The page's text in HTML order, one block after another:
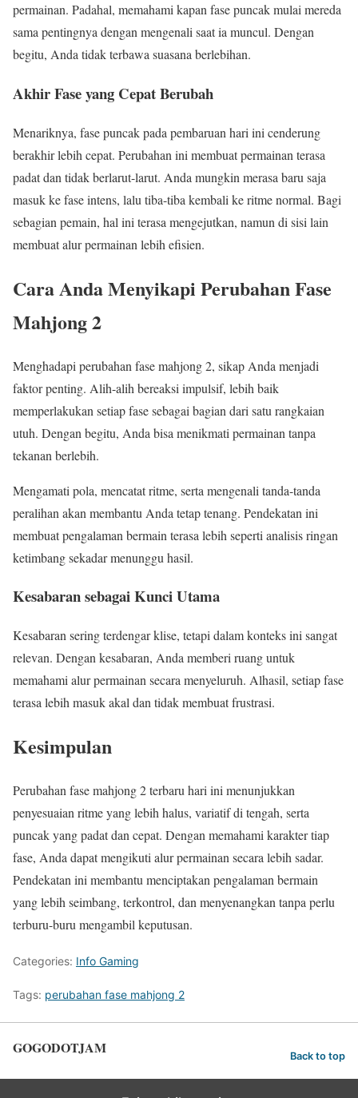
permainan. Padahal, memahami kapan fase puncak mulai mereda
sama pentingnya dengan mengenali saat ia muncul. Dengan
begitu, Anda tidak terbawa suasana berlebihan.
Akhir Fase yang Cepat Berubah
Menariknya, fase puncak pada pembaruan hari ini cenderung
berakhir lebih cepat. Perubahan ini membuat permainan terasa
padat dan tidak berlarut-larut. Anda mungkin merasa baru saja
masuk ke fase intens, lalu tiba-tiba kembali ke ritme normal. Bagi
sebagian pemain, hal ini terasa mengejutkan, namun di sisi lain
membuat alur permainan lebih efisien.
Cara Anda Menyikapi Perubahan Fase
Mahjong 2
Menghadapi perubahan fase mahjong 2, sikap Anda menjadi
faktor penting. Alih-alih bereaksi impulsif, lebih baik
memperlakukan setiap fase sebagai bagian dari satu rangkaian
utuh. Dengan begitu, Anda bisa menikmati permainan tanpa
tekanan berlebih.
Mengamati pola, mencatat ritme, serta mengenali tanda-tanda
peralihan akan membantu Anda tetap tenang. Pendekatan ini
membuat pengalaman bermain terasa lebih seperti analisis ringan
ketimbang sekadar menunggu hasil.
Kesabaran sebagai Kunci Utama
Kesabaran sering terdengar klise, tetapi dalam konteks ini sangat
relevan. Dengan kesabaran, Anda memberi ruang untuk
memahami alur permainan secara menyeluruh. Alhasil, setiap fase
terasa lebih masuk akal dan tidak membuat frustrasi.
Kesimpulan
Perubahan fase mahjong 2 terbaru hari ini menunjukkan
penyesuaian ritme yang lebih halus, variatif di tengah, serta
puncak yang padat dan cepat. Dengan memahami karakter tiap
fase, Anda dapat mengikuti alur permainan secara lebih sadar.
Pendekatan ini membantu menciptakan pengalaman bermain
yang lebih seimbang, terkontrol, dan menyenangkan tanpa perlu
terburu-buru mengambil keputusan.
Categories: Info Gaming
Tags: perubahan fase mahjong 2
GOGODOTJAM Back to top